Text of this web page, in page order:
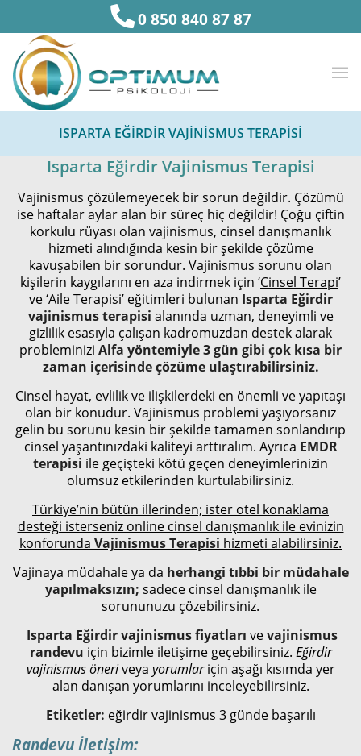
0 850 840 87 87
ISPARTA EĞIRDIR VAJINISMUS TERAPISI
Isparta Eğirdir Vajinismus Terapisi
Vajinismus çözülemeyecek bir sorun değildir. Çözümü
ise haftalar aylar alan bir süreç hiç değildir! Çoğu çiftin
korkulu rüyası olan vajinismus, cinsel danışmanlık
hizmeti alındığında kesin bir şekilde çözüme
kavuşabilen bir sorundur. Vajinismus sorunu olan
kişilerin kaygılarını en aza indirmek için ‘Cinsel Terapi’
ve ‘Aile Terapisi’ eğitimleri bulunan Isparta Eğirdir
vajinismus terapisi alanında uzman, deneyimli ve
gizlilik esasıyla çalışan kadromuzdan destek alarak
probleminizi Alfa yöntemiyle 3 gün gibi çok kısa bir
zaman içerisinde çözüme ulaştırabilirsiniz.
Cinsel hayat, evlilik ve ilişkilerdeki en önemli ve yapıtaşı
olan bir konudur. Vajinismus problemi yaşıyorsanız
gelin bu sorunu kesin bir şekilde tamamen sonlandırıp
cinsel yaşantınızdaki kaliteyi arttıralım. Ayrıca EMDR
terapisi ile geçişteki kötü geçen deneyimlerinizin
olumsuz etkilerinden kurtulabilirsiniz.
Türkiye’nin bütün illerinden; ister otel konaklama
desteği isterseniz online cinsel danışmanlık ile evinizin
konforunda Vajinismus Terapisi hizmeti alabilirsiniz.
Vajinaya müdahale ya da herhangi tıbbi bir müdahale
yapılmaksızın; sadece cinsel danışmanlık ile
sorununuzu çözebilirsiniz.
Isparta Eğirdir vajinismus fiyatları vevajinismus
randevu için bizimle iletişime geçebilirsiniz. Eğirdir
vajinismus öneriveya yorumlariçin aşağı kısımda yer
alan danışan yorumlarını inceleyebilirsiniz.
Etiketler: eğirdir vajinismus 3 günde başarılı
Randevu İletişim: